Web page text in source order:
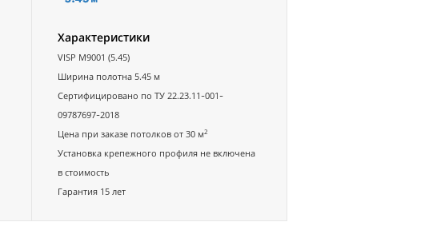
Характеристики
VISP M9001 (5.45)
Ширина полотна 5.45 м
Сертифицировано по ТУ 22.23.11-001-
09787697-2018
Цена при заказе потолков от 30 м2
Установка крепежного профиля не включена
в стоимость
Гарантия 15 лет